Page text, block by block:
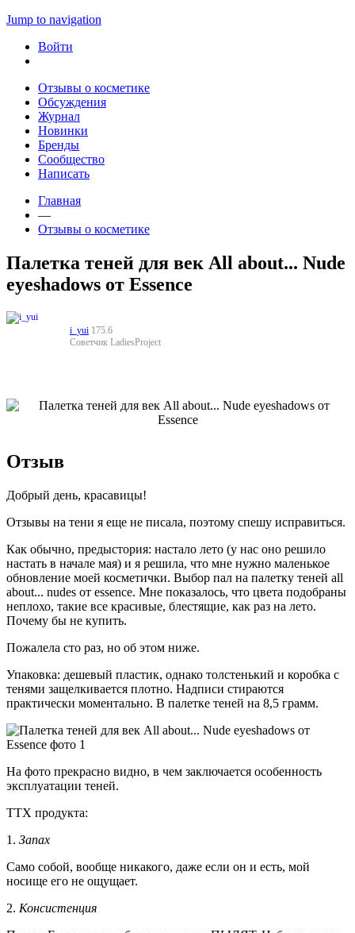
Jump to navigation
Войти
Отзывы о косметике
Обсуждения
Журнал
Новинки
Бренды
Сообщество
Написать
Главная
—
Отзывы о косметике
Палетка теней для век All about... Nude
eyeshadows от Essence
i_yui 175.6
Советчик LadiesProject
Отзыв
Добрый день, красавицы!
Отзывы на тени я еще не писала, поэтому спешу исправиться.
Как обычно, предыстория: настало лето (у нас оно решило
настать в начале мая) и я решила, что мне нужно маленькое
обновление моей косметички. Выбор пал на палетку теней all
about... nudes от essence. Мне показалось, что цвета подобраны
неплохо, такие все красивые, блестящие, как раз на лето.
Почему бы не купить.
Пожалела сто раз, но об этом ниже.
Упаковка: дешевый пластик, однако толстенький и коробка с
тенями защелкивается плотно. Надписи стираются
практически моментально. В палетке теней на 8,5 грамм.
На фото прекрасно видно, в чем заключается особенность
эксплуатации теней.
ТТХ продукта:
1. Запах
Само собой, вообще никакого, даже если он и есть, мой
носище его не ощущает.
2. Консистенция